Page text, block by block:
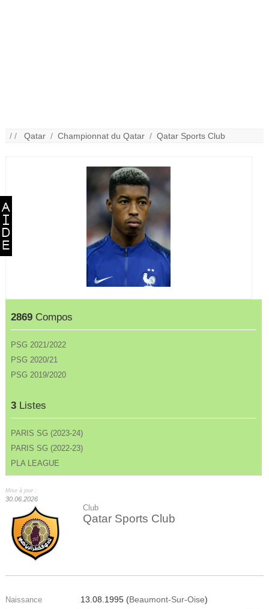
/ /Qatar /Championnat du Qatar /Qatar Sports Club
2869 Compos
PSG 2021/2022
PSG 2020/21
PSG 2019/2020
3 Listes
PARIS SG (2023-24)
PARIS SG (2022-23)
PLA LEAGUE
Mise à jour :
30.06.2026
Club
Qatar Sports Club
Naissance 13.08.1995 (Beaumont-Sur-Oise)